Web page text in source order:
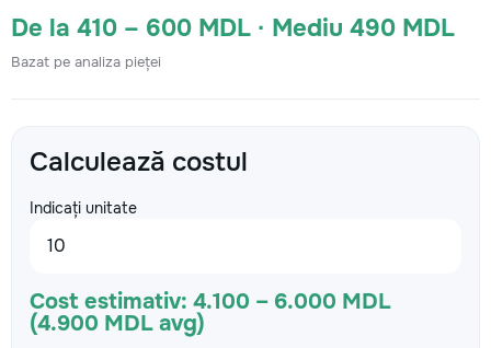
De la 410 – 600 MDL · Mediu 490 MDL
Bazat pe analiza pieței
Calculează costul
Indicați unitate
Cost estimativ: 4.100 – 6.000 MDL
(4.900 MDL avg)